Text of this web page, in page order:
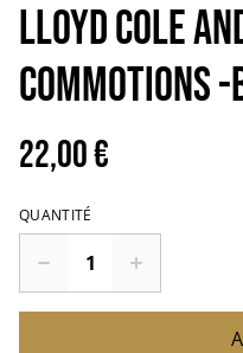
LLOYD COLE
22,00 €
QUANTITÉ